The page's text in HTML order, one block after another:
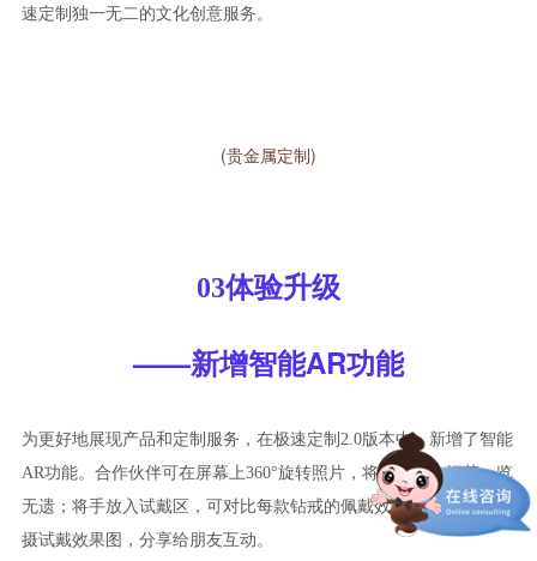
速定制独一无二的文化创意服务。
(贵金属定制)
03体验升级
——新增智能AR功能
为更好地展现产品和定制服务，在极速定制2.0版本中，新增了智能
AR功能。合作伙伴可在屏幕上360°旋转照片，将产品每个细节一览
无遗；将手放入试戴区，可对比每款钻戒的佩戴效果，还能一键拍
摄试戴效果图，分享给朋友互动。